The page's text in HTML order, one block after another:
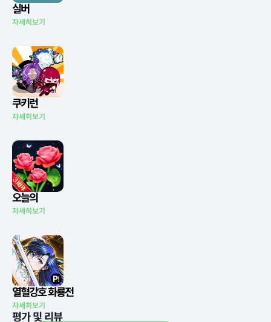
실버
자세히보기
쿠키런
자세히보기
오늘의
자세히보기
열혈강호 화룡전
자세히보기
평가 및 리뷰